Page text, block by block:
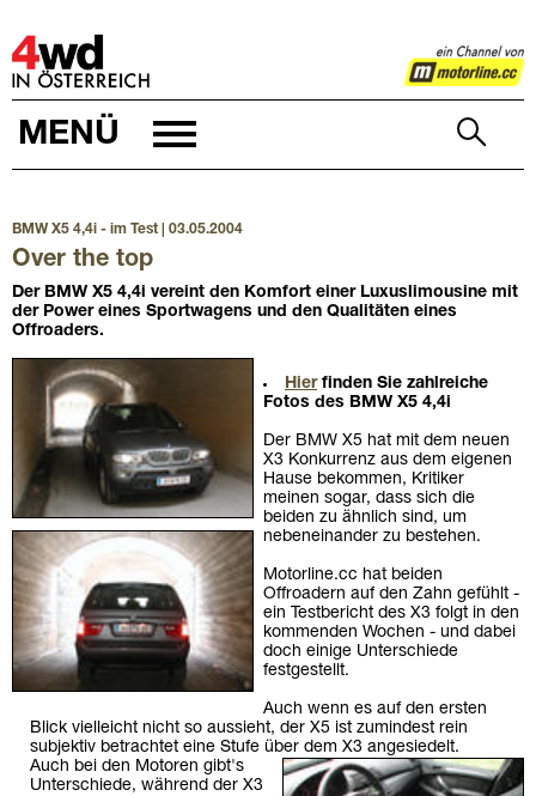
4WD
MENÜ
BMW X5 4,4i - im Test | 03.05.2004
Over the top
Der BMW X5 4,4i vereint den Komfort einer Luxuslimousine mit
der Power eines Sportwagens und den Qualitäten eines
Offroaders.
Hierfinden Sie zahlreiche
Fotos des BMW X5 4,4i
Der BMW X5 hat mit dem neuen
X3 Konkurrenz aus dem eigenen
Hause bekommen, Kritiker
meinen sogar, dass sich die
beiden zu ähnlich sind, um
nebeneinander zu bestehen.
Motorline.cc hat beiden
Offroadern auf den Zahn gefühlt -
ein Testbericht des X3 folgt in den
kommenden Wochen - und dabei
doch einige Unterschiede
festgestellt.
Auch wenn es auf den ersten
Blick vielleicht nicht so aussieht, der X5 ist zumindest rein
subjektiv betrachtet eine Stufe über dem X3 angesiedelt.
Auch bei den Motoren gibt's
Unterschiede, während der X3